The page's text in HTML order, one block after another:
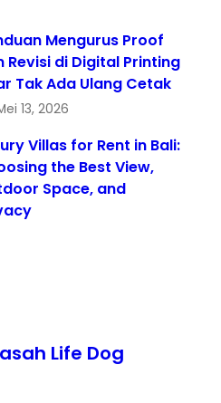
Mengurus Proof
Revisi di Digital Printing
Tak Ada Ulang Cetak
13, 2026
Villas for Rent in Bali:
the Best View,
Space, and
Life Dog